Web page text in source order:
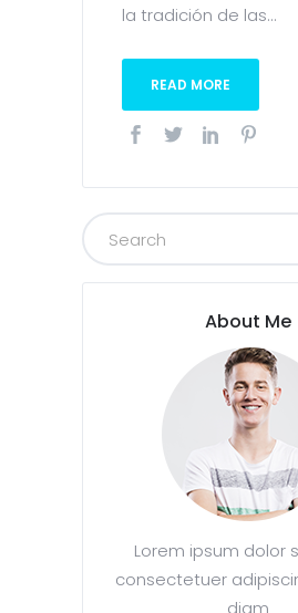
la tradición de las...
READ MORE
About Me
Lorem ipsum dolor
consectetuer